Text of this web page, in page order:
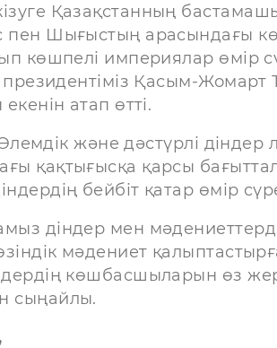
Қазақстанның
пен Шығыстың арасындағы
көшпелі империялар өмір
президентіміз Қасым-
атап өтті.
және дәстүрлі діндер
қақтығысқа қарсы
бейбіт қатар өмір
діндер мен
мәдениет
көшбасшыларын өз
сыңайлы.